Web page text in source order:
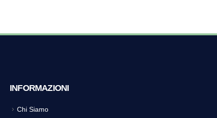
INFORMAZIONI
Chi Siamo